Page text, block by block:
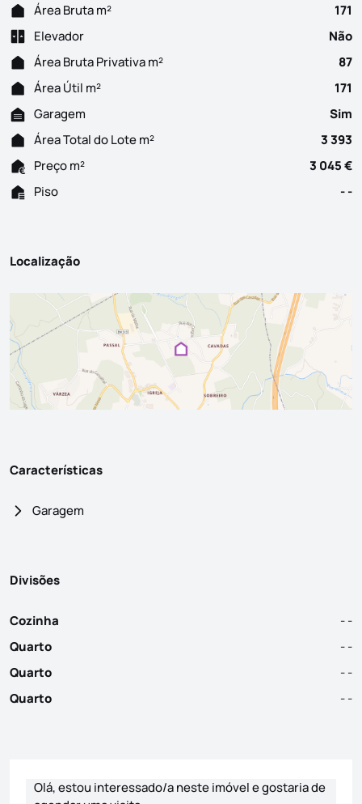
Área Bruta m²
171
Elevador
Não
Área Bruta Privativa m²
87
Área Útil m²
171
Garagem
Sim
Área Total do Lote m²
3 393
Preço m²
3 045 €
Piso
- -
Localização
Características
Garagem
Divisões
Cozinha
- -
Quarto
- -
Quarto
- -
Quarto
- -